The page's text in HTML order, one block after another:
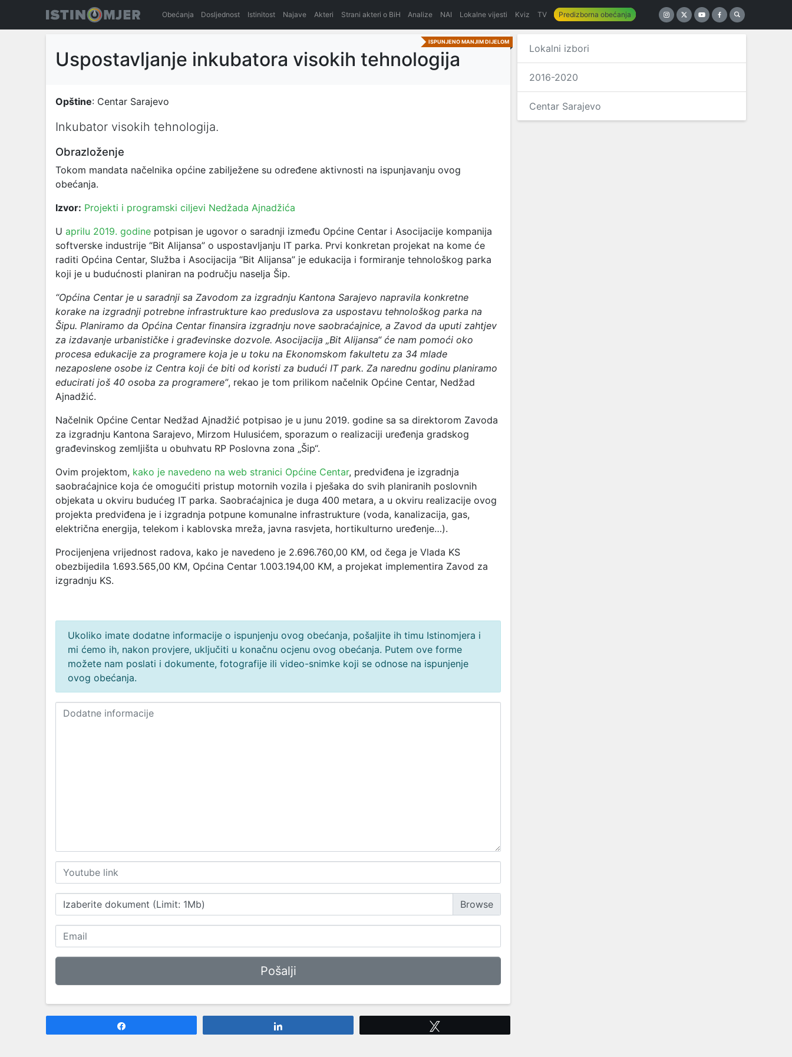
Obećanja Dosljednost Istinitost Najave Akteri Strani akteri o BiH Analize NAI Lokalne vijesti Kviz TV Predizborna obećanja
ISPUNJENO MANJIM DIJELOM
Uspostavljanje inkubatora visokih tehnologija
Opštine: Centar Sarajevo
Inkubator visokih tehnologija.
Obrazloženje
Tokom mandata načelnika općine zabilježene su određene aktivnosti na ispunjavanju ovog
obećanja.
Izvor: Projekti i programski ciljevi Nedžada Ajnadžića
U aprilu 2019. godine potpisan je ugovor o saradnji između Općine Centar i Asocijacije kompanija
softverske industrije “Bit Alijansa” o uspostavljanju IT parka. Prvi konkretan projekat na kome će
raditi Općina Centar, Služba i Asocijacija “Bit Alijansa” je edukacija i formiranje tehnološkog parka
koji je u budućnosti planiran na području naselja Šip.
“Općina Centar je u saradnji sa Zavodom za izgradnju Kantona Sarajevo napravila konkretne
korake na izgradnji potrebne infrastrukture kao preduslova za uspostavu tehnološkog parka na
Šipu. Planiramo da Općina Centar finansira izgradnju nove saobraćajnice, a Zavod da uputi zahtjev
za izdavanje urbanističke i građevinske dozvole. Asocijacija „Bit Alijansa“ će nam pomoći oko
procesa edukacije za programere koja je u toku na Ekonomskom fakultetu za 34 mlade
nezaposlene osobe iz Centra koji će biti od koristi za budući IT park. Za narednu godinu planiramo
educirati još 40 osoba za programere”, rekao je tom prilikom načelnik Općine Centar, Nedžad
Ajnadžić.
Načelnik Općine Centar Nedžad Ajnadžić potpisao je u junu 2019. godine sa sa direktorom Zavoda
za izgradnju Kantona Sarajevo, Mirzom Hulusićem, sporazum o realizaciji uređenja gradskog
građevinskog zemljišta u obuhvatu RP Poslovna zona „Šip“.
Ovim projektom, kako je navedeno na web stranici Općine Centar, predviđena je izgradnja
saobraćajnice koja će omogućiti pristup motornih vozila i pješaka do svih planiranih poslovnih
objekata u okviru budućeg IT parka. Saobraćajnica je duga 400 metara, a u okviru realizacije ovog
projekta predviđena je i izgradnja potpune komunalne infrastrukture (voda, kanalizacija, gas,
električna energija, telekom i kablovska mreža, javna rasvjeta, hortikulturno uređenje…).
Procijenjena vrijednost radova, kako je navedeno je 2.696.760,00 KM, od čega je Vlada KS
obezbijedila 1.693.565,00 KM, Općina Centar 1.003.194,00 KM, a projekat implementira Zavod za
izgradnju KS.
Ukoliko imate dodatne informacije o ispunjenju ovog obećanja, pošaljite ih timu Istinomjera i
mi ćemo ih, nakon provjere, uključiti u konačnu ocjenu ovog obećanja. Putem ove forme
možete nam poslati i dokumente, fotografije ili video-snimke koji se odnose na ispunjenje
ovog obećanja.
Izaberite dokument (Limit: 1Mb)
Lokalni izbori
2016-2020
Centar Sarajevo